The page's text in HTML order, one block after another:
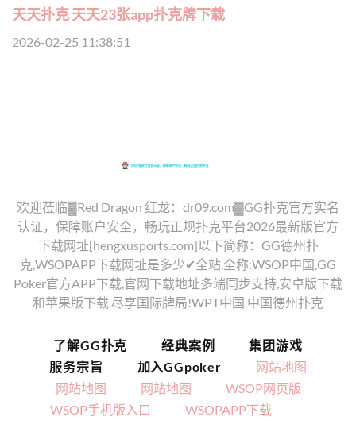
天天扑克 天天23张app扑克牌下载
2026-02-25 11:38:51
欢迎莅临▓Red Dragon 红龙：dr09.com▓GG扑克官方实名
认证，保障账户安全，畅玩正规扑克平台2026最新版官方
下载网址[hengxusports.com]以下简称：GG德州扑
克,WSOPAPP下载网址是多少✔全站,全称:WSOP中国,GG
Poker官方APP下载,官网下载地址多端同步支持,安卓版下载
和苹果版下载,尽享国际牌局!WPT中国,中国德州扑克
了解GG扑克 经典案例
集团游戏
服务宗旨
加入GGpoker
网站地图
网站地图
网站地图
WSOP网页版
WSOP手机版入口
WSOPAPP下载